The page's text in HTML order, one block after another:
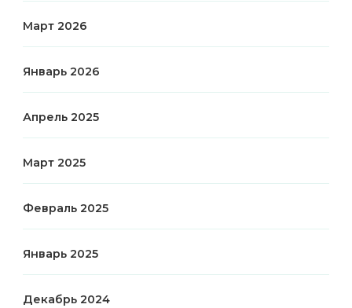
Март 2026
Январь 2026
Апрель 2025
Март 2025
Февраль 2025
Январь 2025
Декабрь 2024